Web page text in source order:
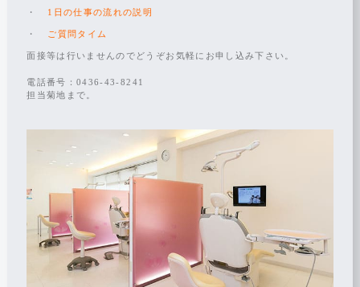
〒290-0062
千葉県市原市八幡866−1 フローラハイツ 1F
0436-43-8241
医院サイト
1日の仕事の流れの説明
ご質問タイム
面接等は行いませんのでどうぞお気軽にお申し込み下さい。
電話番号：0436-43-8241
担当菊地まで。